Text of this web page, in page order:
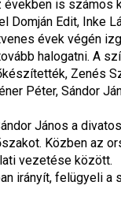
is
Domján Edit, Inke
évek végén
halogatni. A
Zenés
Péter, Sándor
János a
Közben az
vezetése között.
irányít, felügyeli